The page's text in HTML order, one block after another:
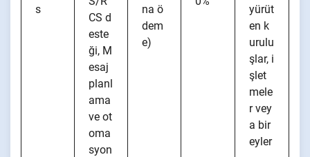
s
CS d
este
ği, M
esaj
planl
ama
ve ot
oma
syon
na ö
dem
e)
yürüt
en k
urulu
şlar, i
şlet
mele
r vey
a bir
eyler